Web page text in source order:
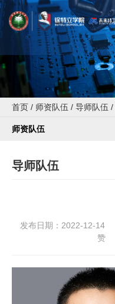
首页 / 师资队伍 / 导师队伍 /
师资队伍
导师队伍
发布日期：2022-12-14
赞